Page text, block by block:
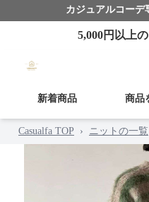
カジュアルコーデ
5,000円以上
新着商品 商品
Casualfa TOP › ニットの一覧